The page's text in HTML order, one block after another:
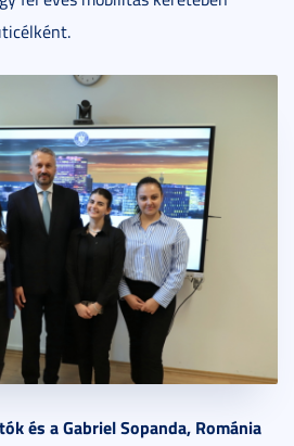
és a Gabriel Sopanda, Románia